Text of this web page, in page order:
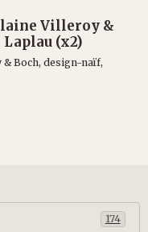
Villeroy &
(x2)
Boch, design-naïf,
174